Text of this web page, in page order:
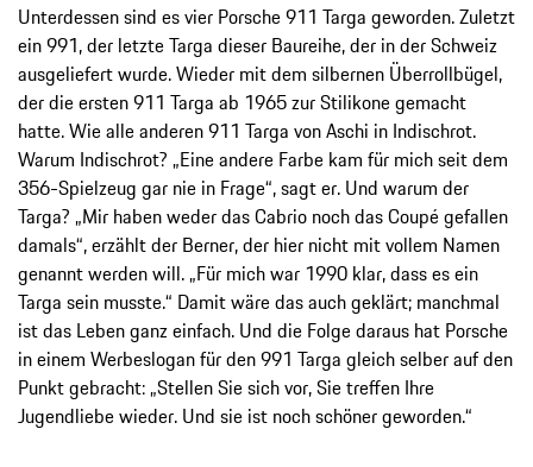
Unterdessen sind es vier Porsche 911 Targa geworden. Zuletzt
ein 991, der letzte Targa dieser Baureihe, der in der Schweiz
ausgeliefert wurde. Wieder mit dem silbernen Überrollbügel,
der die ersten 911 Targa ab 1965 zur Stilikone gemacht
hatte. Wie alle anderen 911 Targa von Aschi in Indischrot.
Warum Indischrot? „Eine andere Farbe kam für mich seit dem
356-Spielzeug gar nie in Frage“, sagt er. Und warum der
Targa? „Mir haben weder das Cabrio noch das Coupé gefallen
damals“, erzählt der Berner, der hier nicht mit vollem Namen
genannt werden will. „Für mich war 1990 klar, dass es ein
Targa sein musste.“ Damit wäre das auch geklärt; manchmal
ist das Leben ganz einfach. Und die Folge daraus hat Porsche
in einem Werbeslogan für den 991 Targa gleich selber auf den
Punkt gebracht: „Stellen Sie sich vor, Sie treffen Ihre
Jugendliebe wieder. Und sie ist noch schöner geworden.“